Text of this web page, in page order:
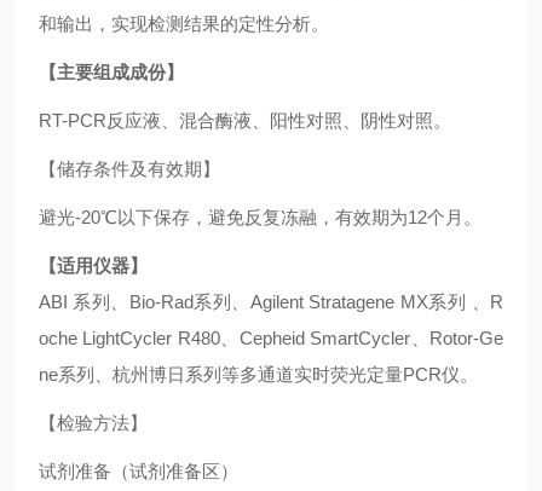
和输出，实现检测结果的定性分析。
【主要组成成份】
RT-PCR反应液、混合酶液、阳性对照、阴性对照。
【储存条件及有效期】
避光-20℃以下保存，避免反复冻融，有效期为12个月。
【适用仪器】
ABI 系列、Bio-Rad系列、Agilent Stratagene MX系列 、R
oche LightCycler R480、Cepheid SmartCycler、Rotor-Ge
ne系列、杭州博日系列等多通道实时荧光定量PCR仪。
【检验方法】
试剂准备（试剂准备区）